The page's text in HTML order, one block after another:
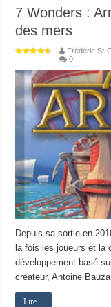
7 Wonders :
des mers
Frédéric St-
0
Depuis sa sortie en
la fois les joueurs et la
développement basé
créateur, Antoine
Lire +